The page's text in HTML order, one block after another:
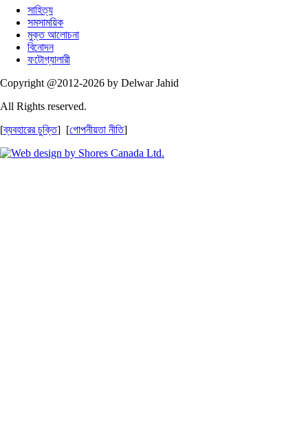
সাহিত্য
সমসাময়িক
মুক্ত আলোচনা
বিনোদন
ফটোগ্যালারী
Copyright @2012-2026 by Delwar Jahid
All Rights reserved.
[ব্যবহারের চুক্তি] [গোপনীয়তা নীতি]